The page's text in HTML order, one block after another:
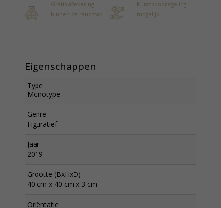
Gratis aflevering
binnen de randstad
Kunstkoopregeling
mogelijk
Eigenschappen
Type
Monotype
Genre
Figuratief
Jaar
2019
Grootte (BxHxD)
40 cm x 40 cm x 3 cm
Oriëntatie